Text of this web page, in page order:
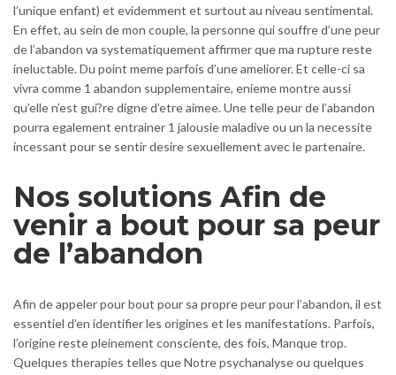
l’unique enfant) et evidemment et surtout au niveau sentimental.
En effet, au sein de mon couple, la personne qui souffre d’une peur
de l’abandon va systematiquement affirmer que ma rupture reste
ineluctable. Du point meme parfois d’une ameliorer. Et celle-ci sa
vivra comme 1 abandon supplementaire, enieme montre aussi
qu’elle n’est gui?re digne d’etre aimee. Une telle peur de l’abandon
pourra egalement entrainer 1 jalousie maladive ou un la necessite
incessant pour se sentir desire sexuellement avec le partenaire.
Nos solutions Afin de
venir a bout pour sa peur
de l’abandon
Afin de appeler pour bout pour sa propre peur pour l’abandon, il est
essentiel d’en identifier les origines et les manifestations. Parfois,
l’origine reste pleinement consciente, des fois, Manque trop.
Quelques therapies telles que Notre psychanalyse ou quelques